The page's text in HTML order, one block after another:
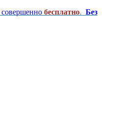
совершенно бесплатно. Без